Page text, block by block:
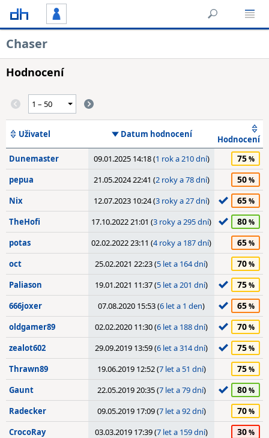
Chaser
Hodnocení
Uživatel Datum hodnocení
Hodnocení
Dunemaster
09.01.2025 14:18 (1 rok a 210 dní) 75
pepua 21.05.2024 22:41 (2 roky a 78 dní) 50
Nix 12.07.2023 10:24 (3 roky a 27 dní) 65
TheHofi 17.10.2022 21:01 (3 roky a 295 dní) 80
potas 02.02.2022 23:11 (4 roky a 187 dní) 65
oct 25.02.2021 22:23 (5 let a 164 dní) 70
Paliason 19.01.2021 11:37 (5 let a 201 dní) 75
666joxer 07.08.2020 15:53 (6 let a 1 den) 65
oldgamer89 02.02.2020 11:30 (6 let a 188 dní) 70
zealot602 29.09.2019 13:59 (6 let a 314 dní) 75
Thrawn89 19.06.2019 12:52 (7 let a 51 dní) 75
Gaunt 22.05.2019 20:35 (7 let a 79 dní) 80
Radecker 09.05.2019 17:09 (7 let a 92 dní) 70
CrocoRay 03.03.2019 17:39 (7 let a 159 dní) 30